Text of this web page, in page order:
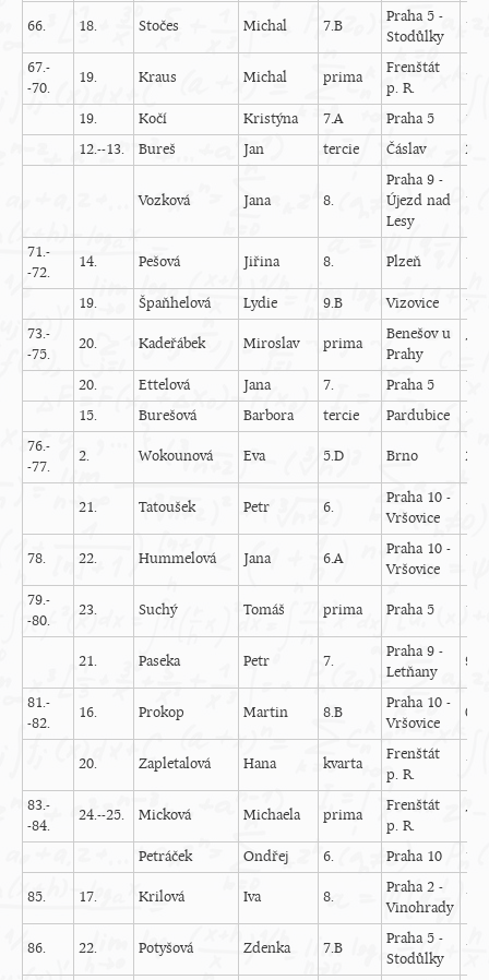
66. 18. Stočes Michal 7.B
Praha 5 -
Stodůlky
17
67.-
-70.
19. Kraus Michal prima
Frenštát
p. R.
11
19. Kočí Kristýna 7.A Praha 5
14
12.--13.
Bureš Jan tercie Čáslav 20
Vozková Jana 8.
Praha 9 -
Újezd nad
Lesy
11
71.-
-72.
14. Pešová Jiřina 8. Plzeň 12
19. Špaňhelová Lydie 9.B Vizovice
10
73.-
-75.
20. Kadeřábek Miroslav prima
Benešov u
Prahy
7
20. Ettelová Jana 7. Praha 5
17
15.
Burešová Barbora tercie Pardubice
16
76.-
-77.
2. Wokounová Eva 5.D Brno 22
21. Tatoušek Petr 6.
Praha 10 -
Vršovice
12
78. 22. Hummelová Jana 6.A
Praha 10 -
Vršovice
11
79.-
-80.
23. Suchý Tomáš prima Praha 5 13
21. Paseka Petr 7.
Praha 9 -
Letňany
9
81.-
-82.
16. Prokop Martin 8.B
Praha 10 -
Vršovice
0
20. Zapletalová Hana kvarta
Frenštát
p. R.
19
83.-
-84.
24.--25. Micková Michaela prima
Frenštát
p. R.
7
Petráček Ondřej 6. Praha 10 14
85. 17. Krilová Iva 8.
Praha 2 -
Vinohrady
15
86. 22. Potyšová Zdenka 7.B
Praha 5 -
Stodůlky
18